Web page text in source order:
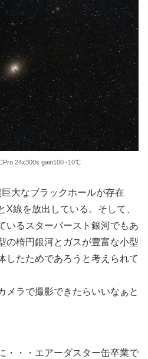
24x300s gain100 -10℃
大なブラックホールが存在
X線を放出している。そして、
いるスターバースト銀河でもあ
の楕円銀河とガスが豊富な小型
したためであろうと考えられて
ラで撮影できたらいいなぁと
・・・エアーダスター缶卒業で